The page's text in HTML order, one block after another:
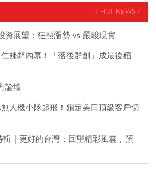
/ HOT NEWS /
資展望：狂熱漲勢 vs 嚴峻現實
裸辭內幕！「落後群創」成最後稻
論壇
人機小隊起飛！鎖定美日頂級客戶切
｜更好的台灣：回望精彩風雲，預